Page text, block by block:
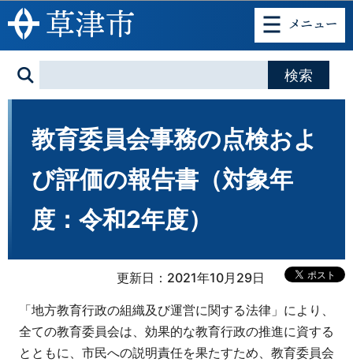
このページの本文へ移動
教育委員会事務の点検およ
び評価の報告書（対象年
度：令和2年度）
更新日：2021年10月29日
「地方教育行政の組織及び運営に関する法律」により、
全ての教育委員会は、効果的な教育行政の推進に資する
とともに、市民への説明責任を果たすため、教育委員会